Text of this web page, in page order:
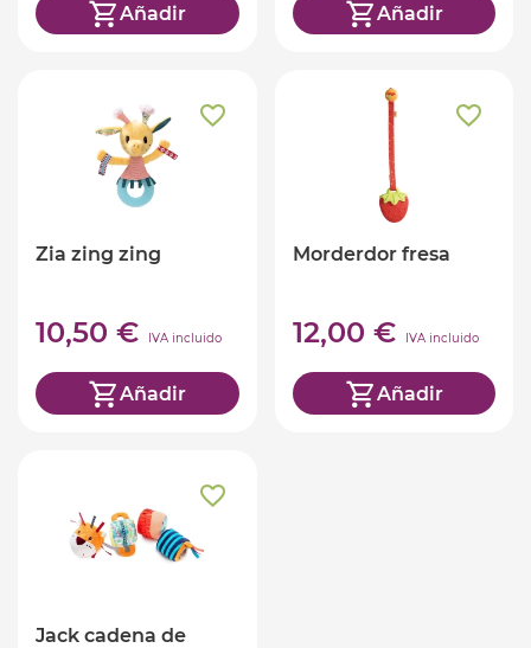
Añadir Añadir
Zia zing zing
10,50 € IVA incluido
Añadir
Morderdor fresa
12,00 € IVA incluido
Añadir
Jack cadena de